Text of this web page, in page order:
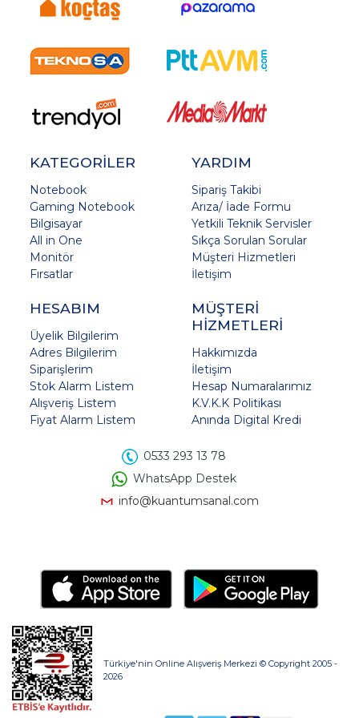
KATEGORİLER
Notebook
Gaming Notebook
Bilgisayar
All in One
Monitör
Fırsatlar
YARDIM
Sipariş Takibi
Arıza/ İade Formu
Yetkili Teknik Servisler
Sıkça Sorulan Sorular
Müşteri Hizmetleri
İletişim
HESABIM
Üyelik Bilgilerim
Adres Bilgilerim
Siparişlerim
Stok Alarm Listem
Alışveriş Listem
Fiyat Alarm Listem
MÜŞTERİ
HİZMETLERİ
Hakkımızda
İletişim
Hesap Numaralarımız
K.V.K.K Politikası
Anında Digital Kredi
0533 293 13 78
WhatsApp Destek
info@kuantumsanal.com
Türkiye'nin Online Alışveriş Merkezi © Copyright 2005 -
2026